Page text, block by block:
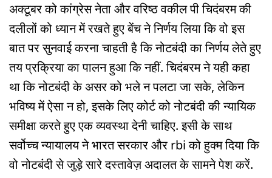
अक्टूबर को कांग्रेस नेता और वरिष्ठ वकील पी चिदंबरम की
दलीलों को ध्यान में रखते हुए बेंच ने निर्णय लिया कि वो इस
बात पर सुनवाई करना चाहती है कि नोटबंदी का निर्णय लेते हुए
तय प्रक्रिया का पालन हुआ कि नहीं. चिदंबरम ने यही कहा
था कि नोटबंदी के असर को भले न पलटा जा सके, लेकिन
भविष्य में ऐसा न हो, इसके लिए कोर्ट को नोटबंदी की न्यायिक
समीक्षा करते हुए एक व्यवस्था देनी चाहिए. इसी के साथ
सर्वोच्च न्यायालय ने भारत सरकार और rbi को हुक्म दिया कि
वो नोटबंदी से जुड़े सारे दस्तावेज़ अदालत के सामने पेश करें.